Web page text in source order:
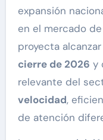
expansión
en el mercado
proyecta
cierre de 2026 y
relevante del
velocidad,
de atención